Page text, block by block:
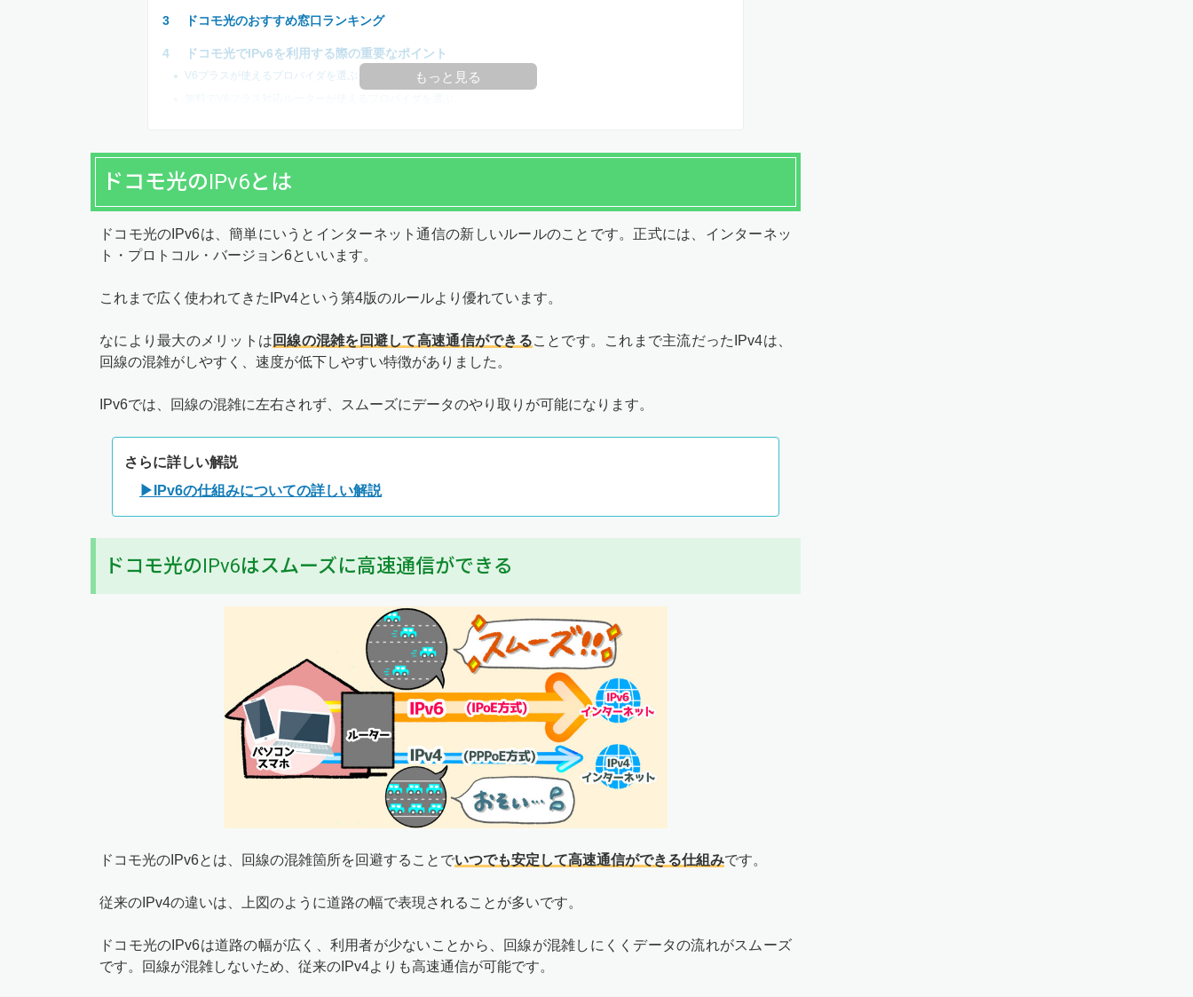
ドコモ光のおすすめ窓口ランキング
ドコモ光でIPv6を利用する際の重要なポイント
V6プラスが使えるプロバイダを選ぶ
もっと見る
ドコモ光のIPv6とは
ドコモ光のIPv6は、簡単にいうとインターネット通信の新しいルールのことです。正式には、インターネッ
ト・プロトコル・バージョン6といいます。
これまで広く使われてきたIPv4という第4版のルールより優れています。
なにより最大のメリットは 回線の混雑を回避して高速通信ができることです。これまで主流だったIPv4は、
回線の混雑がしやすく、速度が低下しやすい特徴がありました。
IPv6では、回線の混雑に左右されず、スムーズにデータのやり取りが可能になります。
さらに詳しい解説
▶IPv6の仕組みについての詳しい解説
ドコモ光のIPv6はスムーズに高速通信ができる
ドコモ光のIPv6とは、回線の混雑箇所を回避することでいつでも安定して高速通信ができる仕組みです。
従来のIPv4の違いは、上図のように道路の幅で表現されることが多いです。
ドコモ光のIPv6は道路の幅が広く、利用者が少ないことから、回線が混雑しにくくデータの流れがスムーズ
です。回線が混雑しないため、従来のIPv4よりも高速通信が可能です。